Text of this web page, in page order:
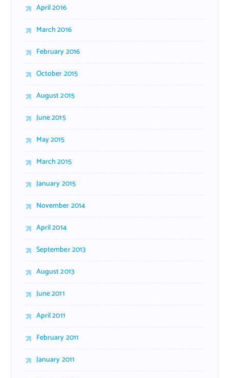
April 2016
March 2016
February 2016
October 2015
August 2015
June 2015
May 2015
March 2015
January 2015
November 2014
April 2014
September 2013
August 2013
June 2011
April 2011
February 2011
January 2011